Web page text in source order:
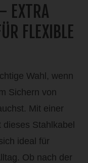
EXTRA
FLEXIBLE
Wahl, wenn
Sichern von
Mit einer
Stahlkabel
ideal für
Ob nach der